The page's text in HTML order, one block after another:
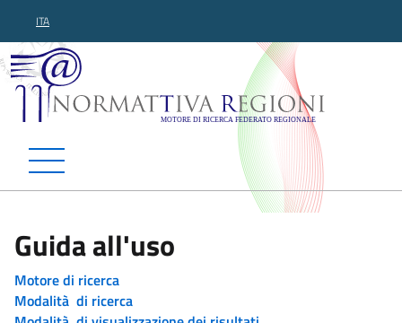
ITA
Normattiva Regioni -
Guida all'uso
Motore di ricerca
Modalità di ricerca